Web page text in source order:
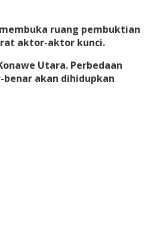
ruang pembuktian
aktor-aktor kunci.
Utara. Perbedaan
akan dihidupkan